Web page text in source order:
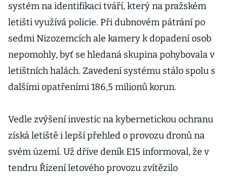
systém na identifikaci tváří, který na pražském
letišti využívá policie. Při dubnovém pátrání po
sedmi Nizozemcích ale kamery k dopadení osob
nepomohly, byť se hledaná skupina pohybovala v
letištních halách. Zavedení systému stálo spolu s
dalšími opatřeními 186,5 milionů korun.
Vedle zvýšení investic na kybernetickou ochranu
získá letiště i lepší přehled o provozu dronů na
svém území. Už dříve deník E15 informoval, že v
tendru Řízení letového provozu zvítězilo